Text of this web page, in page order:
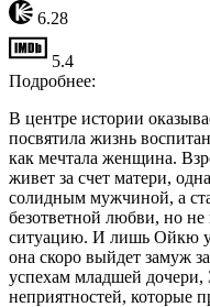
6.28
5.4
Подробнее:
В центре истории
посвятила жизнь
как мечтала женщина.
живет за счет матери,
солидным мужчиной, а
безответной любви, но
ситуацию. И лишь Ойкю
она скоро выйдет замуж
успехам младшей дочери,
неприятностей, которые